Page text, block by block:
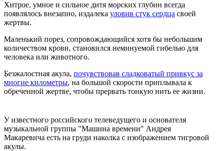
Хитрое, умное и сильное дитя морских глубин всегда
появлялось внезапно, издалека уловив стук сердца своей
жертвы.
Маленький порез, сопровождающийся хотя бы небольшим
количеством крови, становился неминуемой гибелью для
человека или животного.
Безжалостная акула, почувствовав сладковатый привкус за
многие километры, на большой скорости приплывала к
обреченной жертве, чтобы прервать тонкую нить ее жизни.
У известного российского телеведущего и основателя
музыкальной группы "Машина времени" Андрея
Макаревича есть на груди наколка с изображением тигровой
акулы.